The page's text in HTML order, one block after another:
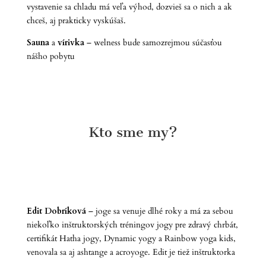
vystavenie sa chladu má veľa výhod, dozvieš sa o nich a ak
chceš, aj prakticky vyskúšaš.
Saunaa vírivka– welness bude samozrejmou súčasťou
nášho pobytu
Kto sme my?
Edit Dobríková– joge sa venuje dlhé roky a má za sebou
niekoľko inštruktorských tréningov jogy pre zdravý chrbát,
certifikát Hatha jogy, Dynamic yogy a Rainbow yoga kids,
venovala sa aj ashtange a acroyoge. Edit je tiež inštruktorka